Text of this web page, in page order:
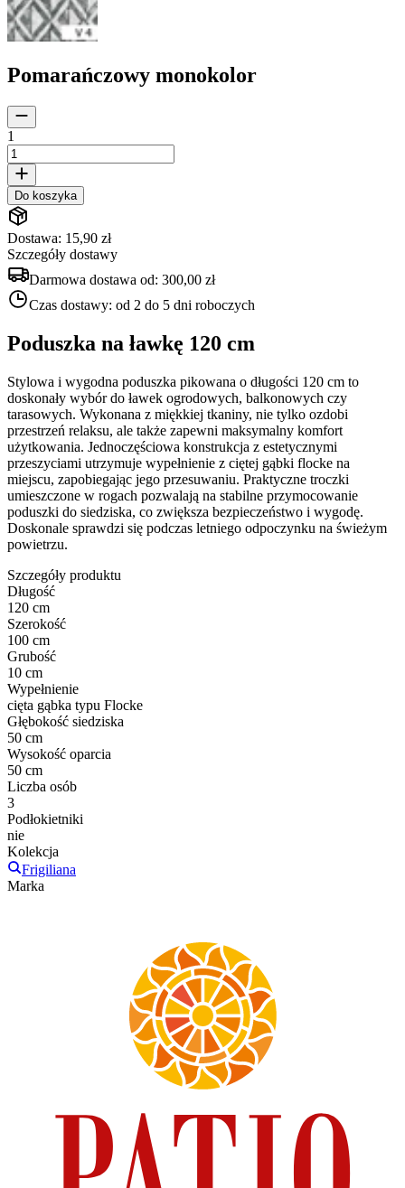
Pomarańczowy monokolor
1
Do koszyka
Dostawa: 15,90 zł
Szczegóły dostawy
Darmowa dostawa od: 300,00 zł
Czas dostawy: od 2 do 5 dni roboczych
Poduszka na ławkę 120 cm
Stylowa i wygodna poduszka pikowana o długości 120 cm to
doskonały wybór do ławek ogrodowych, balkonowych czy
tarasowych. Wykonana z miękkiej tkaniny, nie tylko ozdobi
przestrzeń relaksu, ale także zapewni maksymalny komfort
użytkowania. Jednoczęściowa konstrukcja z estetycznymi
przeszyciami utrzymuje wypełnienie z ciętej gąbki flocke na
miejscu, zapobiegając jego przesuwaniu. Praktyczne troczki
umieszczone w rogach pozwalają na stabilne przymocowanie
poduszki do siedziska, co zwiększa bezpieczeństwo i wygodę.
Doskonale sprawdzi się podczas letniego odpoczynku na świeżym
powietrzu.
Szczegóły produktu
Długość
120 cm
Szerokość
100 cm
Grubość
10 cm
Wypełnienie
cięta gąbka typu Flocke
Głębokość siedziska
50 cm
Wysokość oparcia
50 cm
Liczba osób
3
Podłokietniki
nie
Kolekcja
Frigiliana
Marka